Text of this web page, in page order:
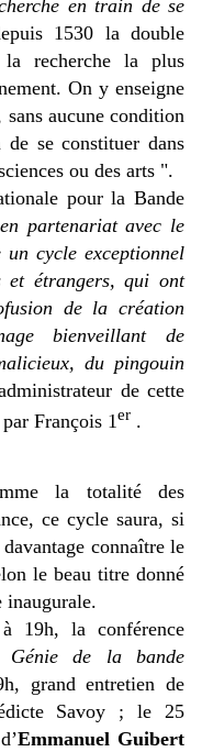
en train de se
1530 la double
recherche la plus
On y enseigne
aucune condition
se constituer dans
ou des arts ".
pour la Bande
partenariat avec le
cycle exceptionnel
et étrangers, qui ont
de la création
bienveillant de
du pingouin
de cette
François 1er .
la totalité des
ce cycle saura, si
connaître le
le beau titre donné
inaugurale.
19h, la conférence
Génie de la bande
grand entretien de
Savoy ; le 25
Emmanuel Guibert